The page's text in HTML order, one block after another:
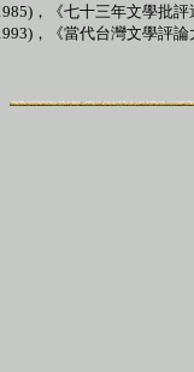
，《七十三年文學批
，《當代台灣文學評論